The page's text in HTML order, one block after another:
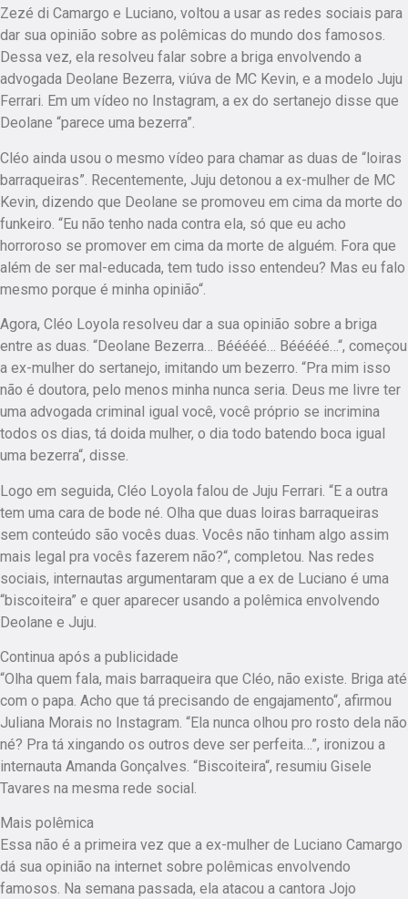
Zezé di Camargo e Luciano, voltou a usar as redes sociais para
dar sua opinião sobre as polêmicas do mundo dos famosos.
Dessa vez, ela resolveu falar sobre a briga envolvendo a
advogada Deolane Bezerra, viúva de MC Kevin, e a modelo Juju
Ferrari. Em um vídeo no Instagram, a ex do sertanejo disse que
Deolane “parece uma bezerra”.
Cléo ainda usou o mesmo vídeo para chamar as duas de “loiras
barraqueiras”. Recentemente, Juju detonou a ex-mulher de MC
Kevin, dizendo que Deolane se promoveu em cima da morte do
funkeiro. “Eu não tenho nada contra ela, só que eu acho
horroroso se promover em cima da morte de alguém. Fora que
além de ser mal-educada, tem tudo isso entendeu? Mas eu falo
mesmo porque é minha opinião“.
Agora, Cléo Loyola resolveu dar a sua opinião sobre a briga
entre as duas. “Deolane Bezerra… Bééééé… Bééééé…“, começou
a ex-mulher do sertanejo, imitando um bezerro. “Pra mim isso
não é doutora, pelo menos minha nunca seria. Deus me livre ter
uma advogada criminal igual você, você próprio se incrimina
todos os dias, tá doida mulher, o dia todo batendo boca igual
uma bezerra“, disse.
Logo em seguida, Cléo Loyola falou de Juju Ferrari. “E a outra
tem uma cara de bode né. Olha que duas loiras barraqueiras
sem conteúdo são vocês duas. Vocês não tinham algo assim
mais legal pra vocês fazerem não?“, completou. Nas redes
sociais, internautas argumentaram que a ex de Luciano é uma
“biscoiteira” e quer aparecer usando a polêmica envolvendo
Deolane e Juju.
Continua após a publicidade
“Olha quem fala, mais barraqueira que Cléo, não existe. Briga até
com o papa. Acho que tá precisando de engajamento“, afirmou
Juliana Morais no Instagram. “Ela nunca olhou pro rosto dela não
né? Pra tá xingando os outros deve ser perfeita…”, ironizou a
internauta Amanda Gonçalves. “Biscoiteira“, resumiu Gisele
Tavares na mesma rede social.
Mais polêmica
Essa não é a primeira vez que a ex-mulher de Luciano Camargo
dá sua opinião na internet sobre polêmicas envolvendo
famosos. Na semana passada, ela atacou a cantora Jojo